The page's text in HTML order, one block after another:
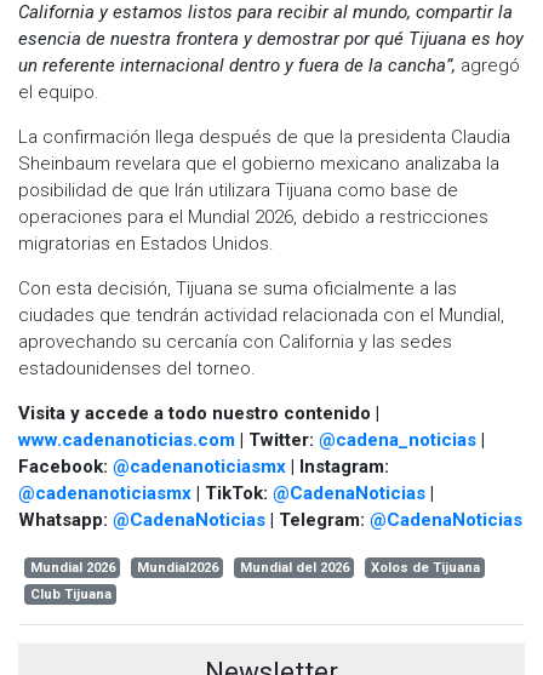
California y estamos listos para recibir al mundo, compartir la
esencia de nuestra frontera y demostrar por qué Tijuana es hoy
un referente internacional dentro y fuera de la cancha”, agregó
el equipo.
La confirmación llega después de que la presidenta Claudia
Sheinbaum revelara que el gobierno mexicano analizaba la
posibilidad de que Irán utilizara Tijuana como base de
operaciones para el Mundial 2026, debido a restricciones
migratorias en Estados Unidos.
Con esta decisión, Tijuana se suma oficialmente a las
ciudades que tendrán actividad relacionada con el Mundial,
aprovechando su cercanía con California y las sedes
estadounidenses del torneo.
Visita y accede a todo nuestro contenido |
www.cadenanoticias.com | Twitter: @cadena_noticias |
Facebook: @cadenanoticiasmx | Instagram:
@cadenanoticiasmx | TikTok: @CadenaNoticias |
Whatsapp: @CadenaNoticias | Telegram: @CadenaNoticias
Mundial 2026 Mundial2026 Mundial del 2026
Xolos de Tijuana
Club Tijuana